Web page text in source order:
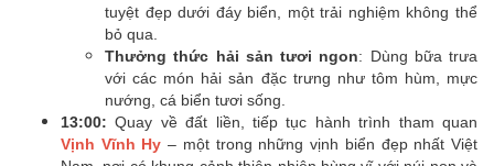
tuyệt đẹp dưới đáy biển, một trải nghiệm không thể
bỏ qua.
Thưởng thức hải sản tươi ngon: Dùng bữa trưa
với các món hải sản đặc trưng như tôm hùm, mực
nướng, cá biển tươi sống.
13:00: Quay về đất liền, tiếp tục hành trình tham quan
Vịnh Vĩnh Hy – một trong những vịnh biển đẹp nhất Việt